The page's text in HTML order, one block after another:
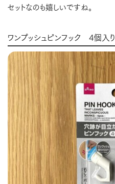
セットなのも嬉しいですね。
ワンプッシュピンフック 4個入り